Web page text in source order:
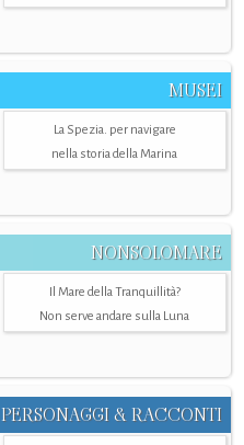
MUSEI
La Spezia. per navigare
nella storia della Marina
NONSOLOMARE
Il Mare della Tranquillità?
Non serve andare sulla Luna
PERSONAGGI & RACCONTI